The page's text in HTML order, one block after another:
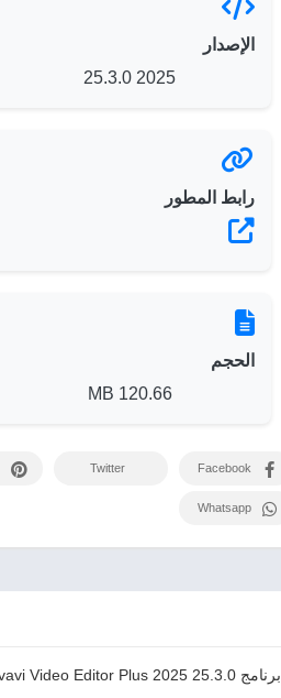
الإصدار
2025 25.3.0
رابط المطور
الحجم
120.66 MB
Facebook
Twitter
Whatsapp
برنامج Movavi Video Editor Plus 2025 25.3.0 لتحرير الفيديوهات